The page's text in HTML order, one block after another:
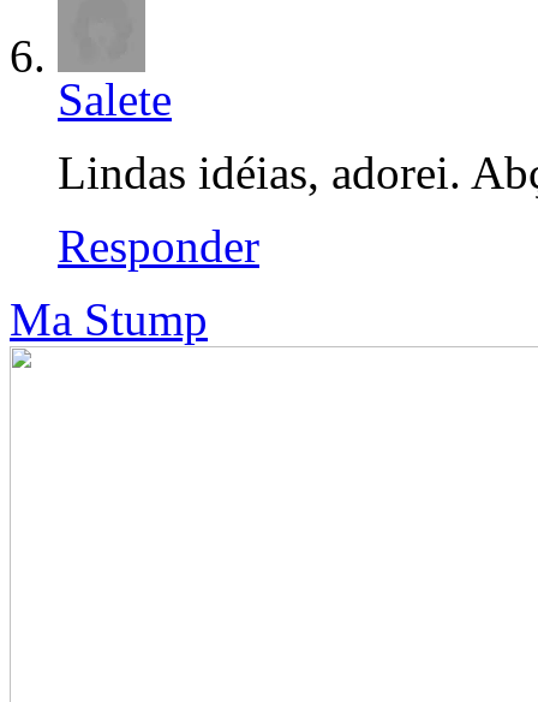
Salete
Lindas idéias, adorei.
Responder
Ma Stump